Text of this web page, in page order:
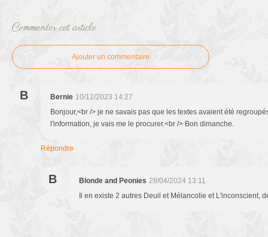
Commenter cet article
Ajouter un commentaire
B Bernie 10/12/2023 14:27
Bonjour,<br /> je ne savais pas que les textes avaient été
l'information, je vais me le procurer.<br /> Bon dimanche.
Répondre
B Blonde and Peonies 28/04/2024 13:11
Il en existe 2 autres Deuil et Mélancolie et L'inconscient,